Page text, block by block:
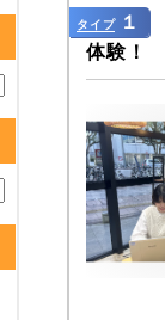
タイプ １
体験！